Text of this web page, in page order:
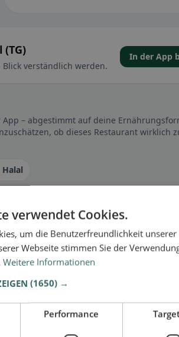
verständlich werden.
In der App
– abgestimmt auf deine
ob dieses Restaurant wirklich
Halal
bei glutenfrei, vegan,
verwendet Cookies.
um die Benutzerfreundlichkeit
Webseite stimmen Sie der
Weitere Informationen
(1650) →
Performance